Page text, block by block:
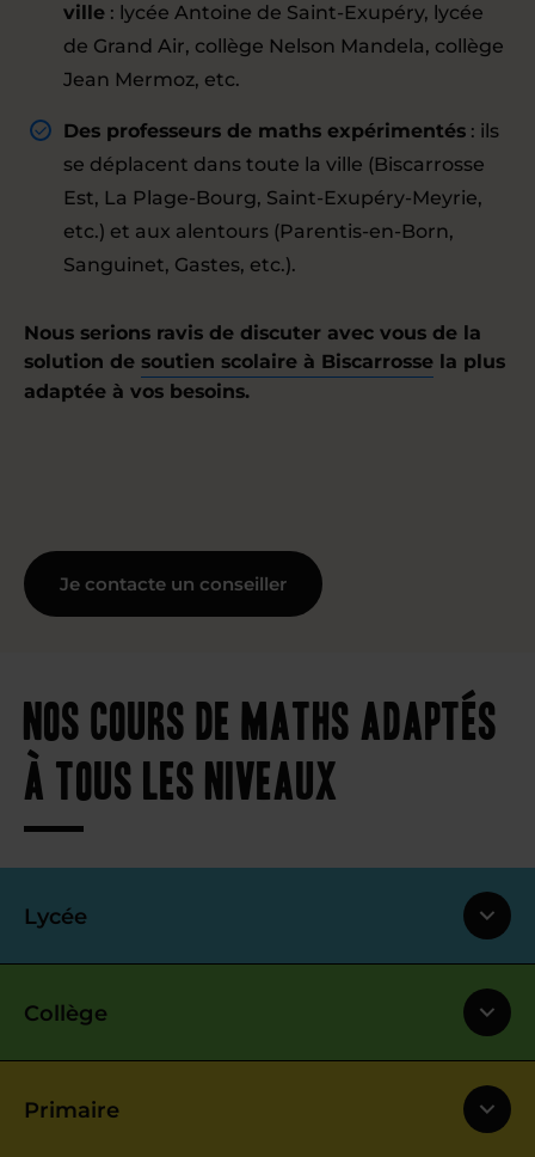
ville : lycée Antoine de Saint-Exupéry, lycée
de Grand Air, collège Nelson Mandela, collège
Jean Mermoz, etc.
Des professeurs de maths expérimentés : ils
se déplacent dans toute la ville (Biscarrosse
Est, La Plage-Bourg, Saint-Exupéry-Meyrie,
etc.) et aux alentours (Parentis-en-Born,
Sanguinet, Gastes, etc.).
Nous serions ravis de discuter avec vous de la
solution de soutien scolaire à Biscarrosse la plus
adaptée à vos besoins.
Je contacte un conseiller
Nos cours de maths adaptés
à tous les niveaux
Lycée
Collège
Primaire